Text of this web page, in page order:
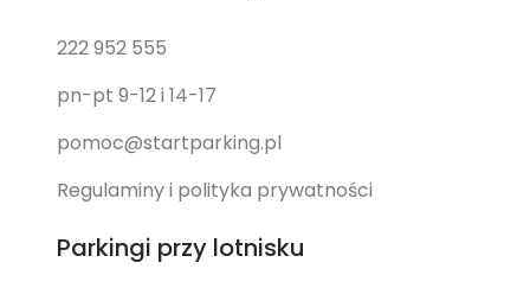
222 952 555
pn-pt 9-12 i 14-17
pomoc@startparking.pl
Regulaminy i polityka prywatności
Parkingi przy lotnisku